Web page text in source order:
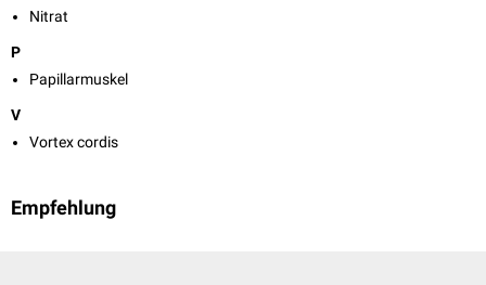
Nitrat
P
Papillarmuskel
V
Vortex cordis
Empfehlung